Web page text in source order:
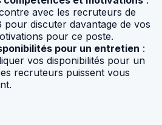
avec les recruteurs de
pour discuter davantage de vos
pour ce poste.
pour un entretien :
vos disponibilités pour un
recruteurs puissent vous